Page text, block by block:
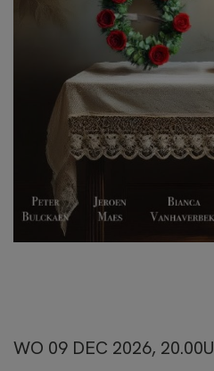
WO 09 DEC 2026, 20.00U